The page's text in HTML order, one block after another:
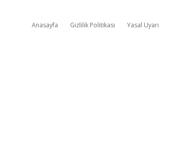
Anasayfa Gizlilik Politikası Yasal Uyarı